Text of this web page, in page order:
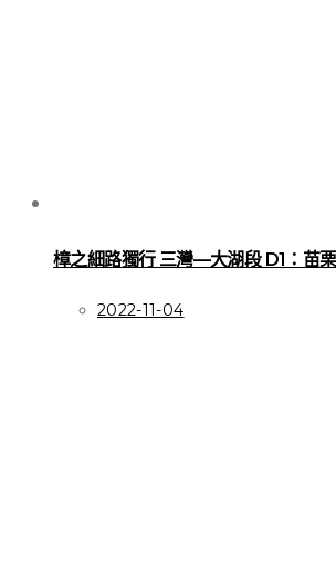
樟之細路獨行 三灣—大湖段 D1：苗
2022-11-04